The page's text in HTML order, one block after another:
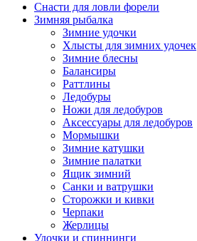
Снасти для ловли форели
Зимняя рыбалка
Зимние удочки
Хлысты для зимних удочек
Зимние блесны
Балансиры
Раттлины
Ледобуры
Ножи для ледобуров
Аксессуары для ледобуров
Мормышки
Зимние катушки
Зимние палатки
Ящик зимний
Санки и ватрушки
Сторожки и кивки
Черпаки
Жерлицы
Удочки и спиннинги